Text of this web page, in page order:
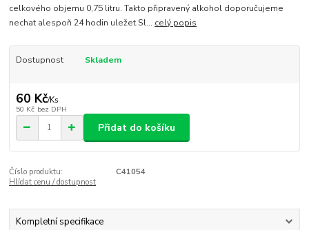
celkového objemu 0,75 litru. Takto připravený alkohol doporučujeme
nechat alespoň 24 hodin uležet.Sl... celý popis
Dostupnost Skladem
60 Kč/Ks
50 Kč bez DPH
Přidat do košíku
Číslo produktu:
C41054
Hlídat cenu / dostupnost
Kompletní specifikace